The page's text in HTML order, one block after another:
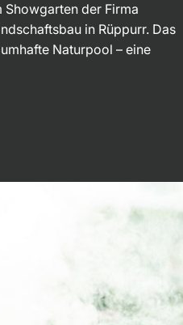
Showgarten der Firma
in Rüppurr. Das
Naturpool – eine